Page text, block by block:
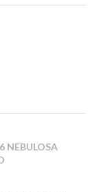
NEBULOSA